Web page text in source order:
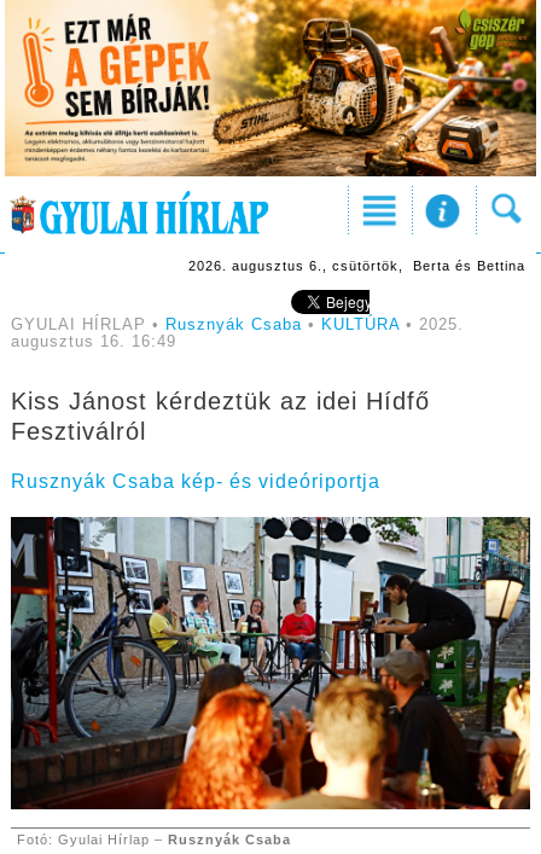
2026. augusztus 6., csütörtök, Berta és Bettina
GYULAI HÍRLAP • Rusznyák Csaba• KULTÚRA• 2025.
augusztus 16. 16:49
Kiss Jánost kérdeztük az idei Hídfő
Fesztiválról
Rusznyák Csaba kép- és videóriportja
Fotó: Gyulai Hírlap – Rusznyák Csaba